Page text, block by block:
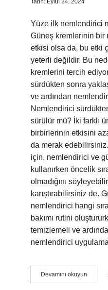
Tarih: Eylül 24, 2024
Yüze ilk nemlendirici
Güneş kremlerinin bir
etkisi olsa da, bu etki
yeterli değildir. Bu
kremlerini tercih
sürdükten sonra
ve ardından
Nemlendirici
sürülür mü? İki farklı
birbirlerinin etkisini
da merak edebilirsiniz.
için, nemlendirici ve
kullanırken öncelik
olmadığını
karıştırabilirsiniz de.
nemlendirici hangi
bakımı rutini
temizlemeli ve
nemlendirici
Devamını okuyun
Önce